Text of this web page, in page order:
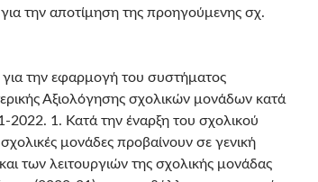
την αποτίμηση της προηγούμενης σχ.
για την εφαρμογή του συστήματος
Αξιολόγησης σχολικών μονάδων κατά
2022. 1. Κατά την έναρξη του σχολικού
μονάδες προβαίνουν σε γενική
των λειτουργιών της σχολικής μονάδας